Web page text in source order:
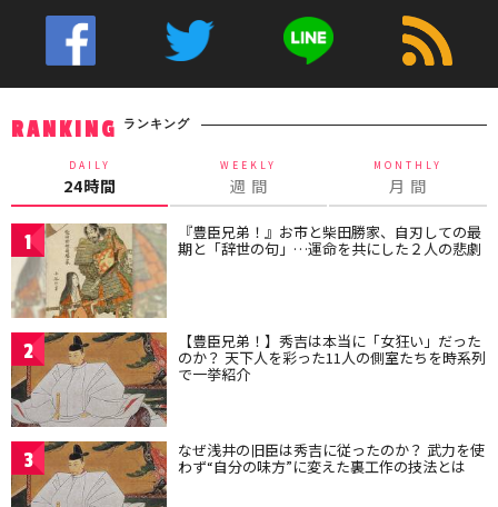
RANKING ランキング
DAILY
24時間
WEEKLY
週 間
MONTHLY
月 間
1 『豊臣兄弟！』お市と柴田勝家、自刃しての最
期と「辞世の句」…運命を共にした２人の悲劇
2 【豊臣兄弟！】秀吉は本当に「女狂い」だった
のか？ 天下人を彩った11人の側室たちを時系列
で一挙紹介
3 なぜ浅井の旧臣は秀吉に従ったのか？ 武力を使
わず“自分の味方”に変えた裏工作の技法とは